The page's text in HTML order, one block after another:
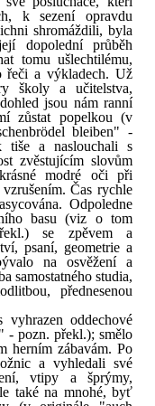
k sezení opravdu
shromáždili, byla
dopolední průběh
tomu ušlechtilému,
řeči a výkladech. Už
školy a učitelstva,
jsou nám ranní
zůstat popelkou (v
bleiben" -
tiše a naslouchali s
zvěstujícím slovům
modré oči při
Čas rychle
Odpoledne
basu (viz o tom
se zpěvem a
psaní, geometrie a
na osvěžení a
samostatného studia,
přednesenou
oddechové
- pozn. překl.); smělo
herním zábavám. Po
a vyhledali své
vtipy a šprýmy,
také na mnohé, byť